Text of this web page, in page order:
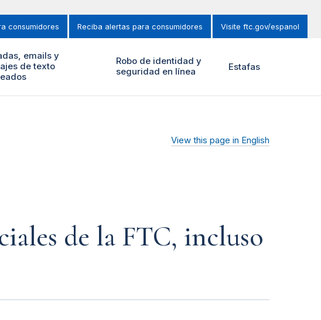
consumidores Reciba alertas para consumidores Visite ftc.gov/espanol
emails y
de texto
Robo de identidad y
seguridad en línea
Estafas
View this page in English
de la FTC, incluso